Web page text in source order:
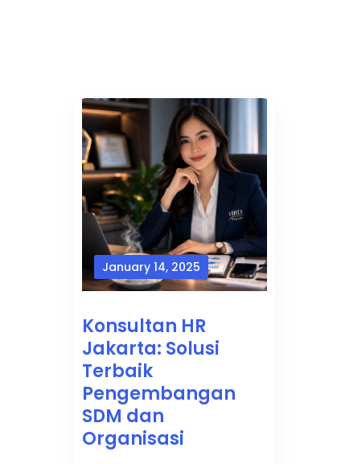
January 14, 2025
Konsultan HR
Jakarta: Solusi
Terbaik
Pengembangan
SDM dan
Organisasi